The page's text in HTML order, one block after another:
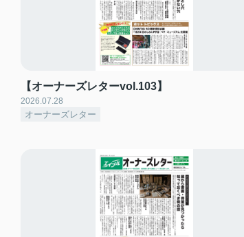
【オーナーズレターvol.103】
2026.07.28
オーナーズレター